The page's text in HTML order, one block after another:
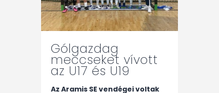
Gólgazdag
meccseket vívott
az U17 és U19
Az Aramis SE vendégei voltak